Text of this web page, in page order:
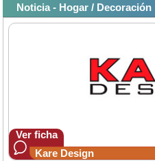
Noticia - Hogar / Decoración
Ver ficha
Kare Design